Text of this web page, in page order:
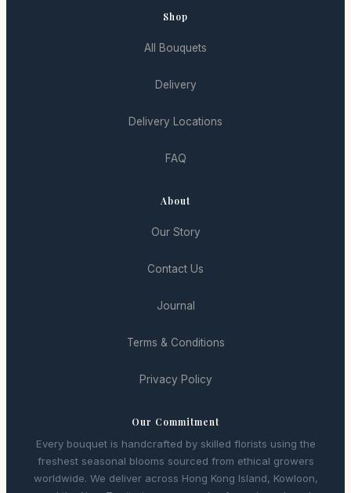
Shop
All Bouquets
Delivery
Delivery Locations
FAQ
About
Our Story
Contact Us
Journal
Terms & Conditions
Privacy Policy
Our Commitment
Every bouquet is handcrafted by skilled florists using the
freshest seasonal blooms sourced from ethical growers
worldwide. We deliver across Hong Kong Island, Kowloon,